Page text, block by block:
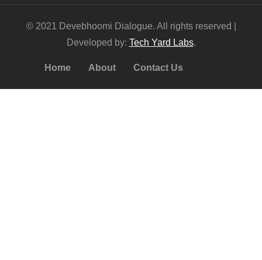
© 2021 Devebhoomi Dialogue. All rights reserved |
Developed by: Tech Yard Labs.
Home About Contact Us